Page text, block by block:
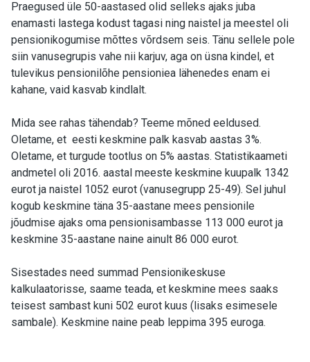
Praegused üle 50-aastased olid selleks ajaks juba
enamasti lastega kodust tagasi ning naistel ja meestel oli
pensionikogumise mõttes võrdsem seis. Tänu sellele pole
siin vanusegrupis vahe nii karjuv, aga on üsna kindel, et
tulevikus pensionilõhe pensioniea lähenedes enam ei
kahane, vaid kasvab kindlalt.
Mida see rahas tähendab? Teeme mõned eeldused.
Oletame, et eesti keskmine palk kasvab aastas 3%.
Oletame, et turgude tootlus on 5% aastas. Statistikaameti
andmetel oli 2016. aastal meeste keskmine kuupalk 1342
eurot ja naistel 1052 eurot (vanusegrupp 25-49). Sel juhul
kogub keskmine täna 35-aastane mees pensionile
jõudmise ajaks oma pensionisambasse 113 000 eurot ja
keskmine 35-aastane naine ainult 86 000 eurot.
Sisestades need summad Pensionikeskuse
kalkulaatorisse, saame teada, et keskmine mees saaks
teisest sambast kuni 502 eurot kuus (lisaks esimesele
sambale). Keskmine naine peab leppima 395 euroga.